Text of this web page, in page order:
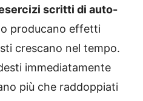
scritti di auto-
producano effetti
crescano nel tempo.
immediatamente
più che raddoppiati